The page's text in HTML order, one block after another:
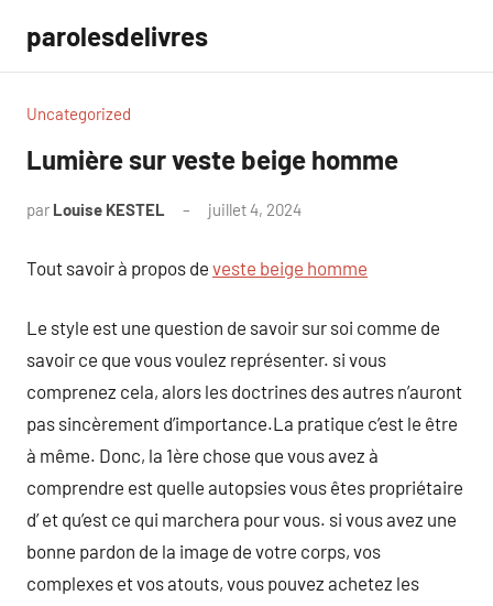
contenu
parolesdelivres
Uncategorized
Lumière sur veste beige homme
par Louise KESTEL juillet 4, 2024
Tout savoir à propos de veste beige homme
Le style est une question de savoir sur soi comme de
savoir ce que vous voulez représenter. si vous
comprenez cela, alors les doctrines des autres n’auront
pas sincèrement d’importance.La pratique c’est le être
à même. Donc, la 1ère chose que vous avez à
comprendre est quelle autopsies vous êtes propriétaire
d’ et qu’est ce qui marchera pour vous. si vous avez une
bonne pardon de la image de votre corps, vos
complexes et vos atouts, vous pouvez achetez les